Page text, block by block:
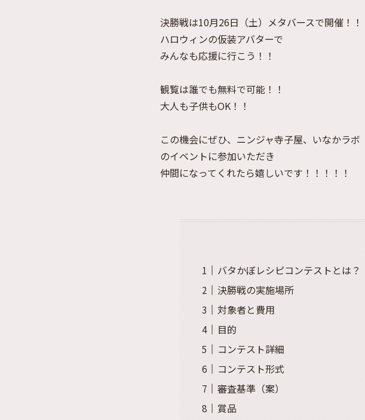
決勝戦は10月26日（土）メタバースで開催！！
ハロウィンの仮装アバターで
みんなも応援に行こう！！
観覧は誰でも無料で可能！！
大人も子供もOK！！
この機会にぜひ、ニンジャ寺子屋、いなかラボ
のイベントに参加いただき
仲間になってくれたら嬉しいです！！！！！
バタかぼレシピコンテストとは？
決勝戦の実施場所
対象者と費用
目的
コンテスト詳細
コンテスト形式
審査基準（案）
賞品